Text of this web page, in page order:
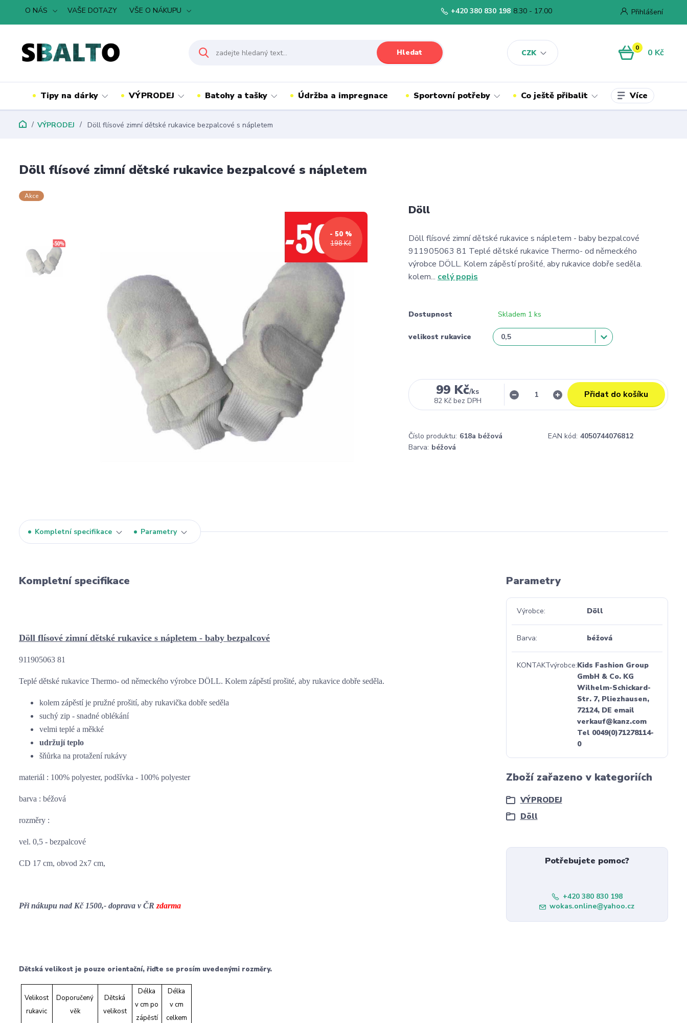
O NÁS VAŠE DOTAZY VŠE O NÁKUPU
CZK
Přihlášení
Hledat
+420 380 830 198 8.30 - 17.00
0 0 Kč
Tipy na dárky VÝPRODEJ Batohy a tašky Údržba a impregnace Sportovní potřeby Co ještě přibalit Více
VÝPRODEJ Döll flísové zimní dětské rukavice bezpalcové s nápletem
Döll flísové zimní dětské rukavice bezpalcové s nápletem
Akce
198 Kč
- 50 %
Döll
Döll flísové zimní dětské rukavice s nápletem - baby bezpalcové
911905063 81 Teplé dětské rukavice Thermo- od německého
výrobce DÖLL. Kolem zápěstí prošité, aby rukavice dobře seděla.
kolem... celý popis
Dostupnost Skladem 1 ks
velikost rukavice
99 Kč/ks
82 Kč bez DPH
Přidat do košíku
Číslo produktu: 618a béžová EAN kód: 4050744076812
Barva: béžová
Kompletní specifikace Parametry
Kompletní specifikace
Döll flísové zimní dětské rukavice s nápletem - baby bezpalcové
911905063 81
Teplé dětské rukavice Thermo- od německého výrobce DÖLL. Kolem zápěstí prošité, aby rukavice dobře seděla.
kolem zápěstí je pružné prošití, aby rukavička dobře seděla
suchý zip - snadné oblékání
velmi teplé a měkké
udržují teplo
šňůrka na protažení rukávy
materiál : 100% polyester, podšívka - 100% polyester
barva : béžová
rozměry :
vel. 0,5 - bezpalcové
CD 17 cm, obvod 2x7 cm,
Při nákupu nad Kč 1500,- doprava v ČR zdarma
Dětská velikost je pouze orientační, řiďte se prosím uvedenými rozměry.
Velikost
rukavic
Doporučený
věk
Dětská
velikost
Délka
v cm po
zápěstí
Délka
v cm
celkem
Parametry
Výrobce Döll
Barva béžová
KONTAKTvýrobce Kids Fashion Group
GmbH & Co. KG
Wilhelm-Schickard-
Str. 7, Pliezhausen,
72124, DE email
verkauf@kanz.com
Tel 0049(0)71278114-
0
Zboží zařazeno v kategoriích
VÝPRODEJ
Döll
Potřebujete pomoc?
+420 380 830 198
wokas.online@yahoo.cz